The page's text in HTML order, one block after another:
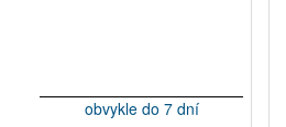
obvykle do 7 dní